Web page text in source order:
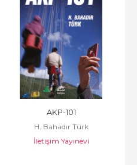
AKP-101
H. Bahadır Türk
İletişim Yayınevi